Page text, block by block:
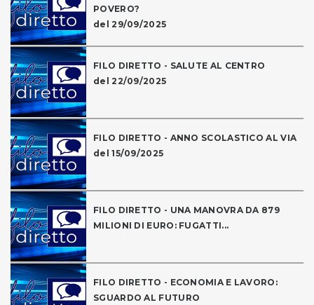
POVERO?
del 29/09/2025
FILO DIRETTO - SALUTE AL CENTRO
del 22/09/2025
FILO DIRETTO - ANNO SCOLASTICO AL VIA
del 15/09/2025
FILO DIRETTO - UNA MANOVRA DA 879
MILIONI DI EURO: FUGATTI...
FILO DIRETTO - ECONOMIA E LAVORO:
SGUARDO AL FUTURO